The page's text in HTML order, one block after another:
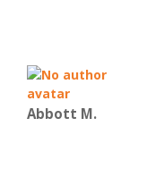
Abbott M.